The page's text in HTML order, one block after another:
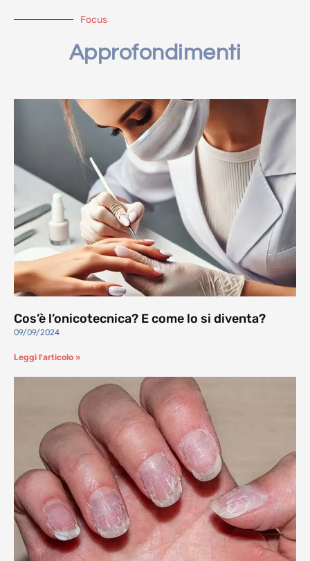
Focus
Approfondimenti
Cos’è l’onicotecnica? E come lo si diventa?
09/09/2024
Leggi l'articolo »